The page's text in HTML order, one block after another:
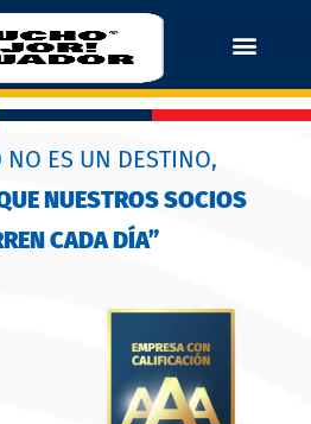
NO ES UN DESTINO,
NUESTROS SOCIOS
CADA DÍA”